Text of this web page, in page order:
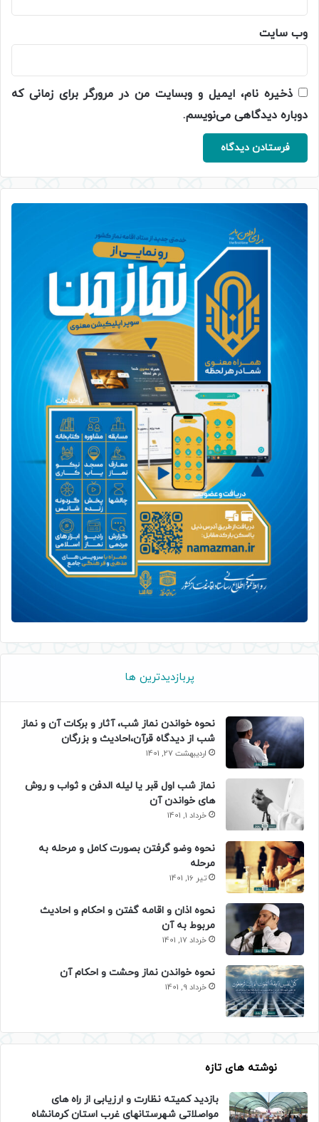
وب‌ سایت
ذخیره نام، ایمیل و وبسایت من در مرورگر برای زمانی که
دوباره دیدگاهی می‌نویسم.
پربازدیدترین ها
نحوه خواندن نماز شب، آثار و برکات آن و نماز
شب از دیدگاه قرآن،احادیث و بزرگان
اردیبهشت 27, 1401
نماز شب اول قبر یا لیله الدفن و ثواب و روش
های خواندن آن
خرداد 1, 1401
نحوه وضو گرفتن بصورت کامل و مرحله به
مرحله
تیر 16, 1401
نحوه اذان و اقامه گفتن و احکام و احادیث
مربوط به آن
خرداد 17, 1401
نحوه خواندن نماز وحشت و احکام آن
خرداد 9, 1401
نوشته های تازه
بازدید کمیته نظارت و ارزیابی از راه های
مواصلاتی شهرستانهای غرب استان کرمانشاه